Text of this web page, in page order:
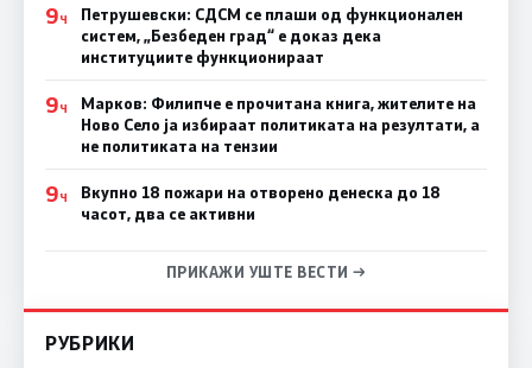
9Ч
Петрушевски: СДСМ се плаши од функционален
систем, „Безбеден град“ е доказ дека
институциите функционираат
9Ч
Марков: Филипче е прочитана книга, жителите на
Ново Село ја избираат политиката на резултати, а
не политиката на тензии
9Ч
Вкупно 18 пожари на отворено денеска до 18
часот, два се активни
ПРИКАЖИ УШТЕ ВЕСТИ →
РУБРИКИ